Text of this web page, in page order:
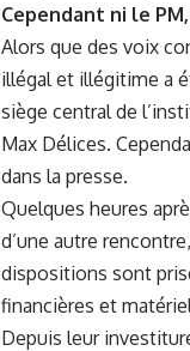
Cependant ni le
Alors que des voix
illégal et illégitime a
siège central de
Max Délices.
dans la presse.
Quelques heures
d’une autre
dispositions sont
financières et
Depuis leur